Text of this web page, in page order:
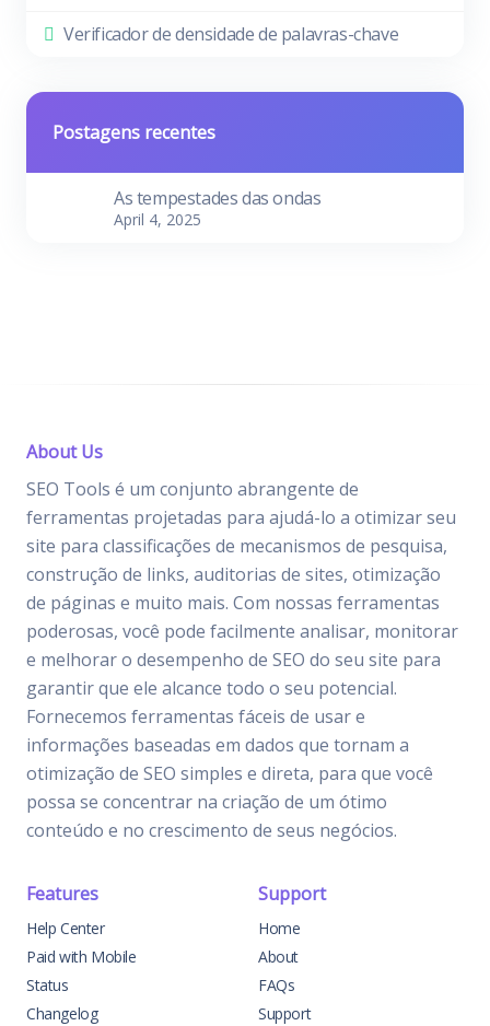
Verificador de densidade de palavras-chave
Postagens recentes
As tempestades das ondas
April 4, 2025
About Us
SEO Tools é um conjunto abrangente de
ferramentas projetadas para ajudá-lo a otimizar seu
site para classificações de mecanismos de pesquisa,
construção de links, auditorias de sites, otimização
de páginas e muito mais. Com nossas ferramentas
poderosas, você pode facilmente analisar, monitorar
e melhorar o desempenho de SEO do seu site para
garantir que ele alcance todo o seu potencial.
Fornecemos ferramentas fáceis de usar e
informações baseadas em dados que tornam a
otimização de SEO simples e direta, para que você
possa se concentrar na criação de um ótimo
conteúdo e no crescimento de seus negócios.
Features
Help Center
Paid with Mobile
Status
Changelog
Support
Home
About
FAQs
Support